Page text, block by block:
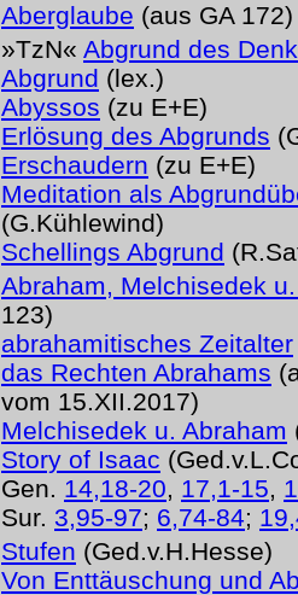
Aberglaube (aus GA 172)
»TzN« Abgrund des
Abgrund (lex.)
Abyssos (zu E+E)
Erlösung des Abgrunds
Erschaudern (zu E+E)
Meditation als
(G.Kühlewind)
Schellings Abgrund
Abraham, Melchisedek
123)
abrahamitisches Zeitalter
das Rechten Abrahams
vom 15.XII.2017)
Melchisedek u. Abraham
Story of Isaac
Gen. 14,18-20, 17,1-15,
Sur. 3,95-97; 6,74-84;
Stufen (Ged.v.H.Hesse)
Von Enttäuschung und